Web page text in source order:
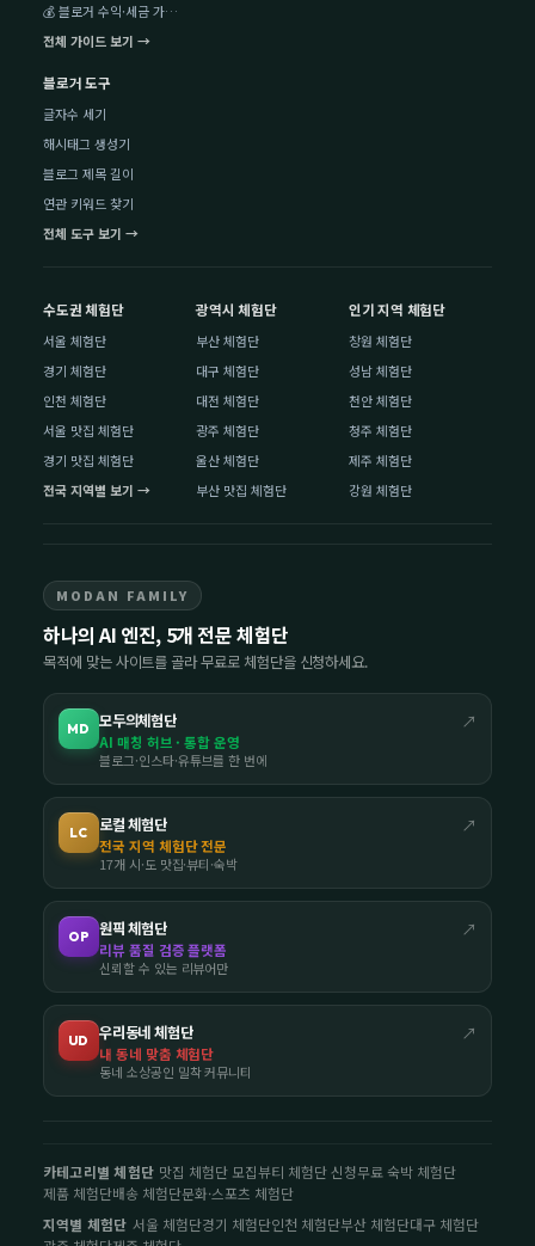
💰 블로거 수익·세금 가이드
전체 가이드 보기 →
블로거 도구
글자수 세기
해시태그 생성기
블로그 제목 길이
연관 키워드 찾기
전체 도구 보기 →
수도권 체험단
서울 체험단
경기 체험단
인천 체험단
서울 맛집 체험단
경기 맛집 체험단
전국 지역별 보기 →
광역시 체험단
부산 체험단
대구 체험단
대전 체험단
광주 체험단
울산 체험단
부산 맛집 체험단
인기 지역 체험단
창원 체험단
성남 체험단
천안 체험단
청주 체험단
제주 체험단
강원 체험단
MODAN FAMILY
하나의 AI 엔진, 5개 전문 체험단
목적에 맞는 사이트를 골라 무료로 체험단을 신청하세요.
MD 모두의체험단 ↗
AI 매칭 허브 · 통합 운영
블로그·인스타·유튜브를 한 번에
LC 로컬 체험단 ↗
전국 지역 체험단 전문
17개 시·도 맛집·뷰티·숙박
OP 원픽 체험단 ↗
리뷰 품질 검증 플랫폼
신뢰할 수 있는 리뷰어만
UD 우리동네 체험단 ↗
내 동네 맞춤 체험단
동네 소상공인 밀착 커뮤니티
카테고리별 체험단 맛집 체험단 모집뷰티 체험단 신청무료 숙박 체험단
제품 체험단배송 체험단문화·스포츠 체험단
지역별 체험단 서울 체험단경기 체험단인천 체험단부산 체험단대구 체험단